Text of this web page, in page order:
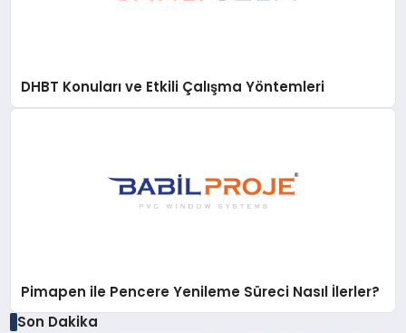
DHBT Konuları ve Etkili Çalışma Yöntemleri
Pimapen ile Pencere Yenileme Süreci Nasıl İlerler?
Son Dakika